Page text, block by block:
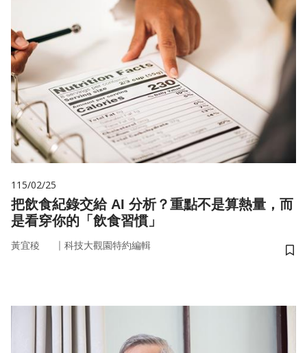
115/02/25
把飲食紀錄交給 AI 分析？重點不是算熱量，而
是看穿你的「飲食習慣」
黃宜稜 ｜ 科技大觀園特約編輯
儲